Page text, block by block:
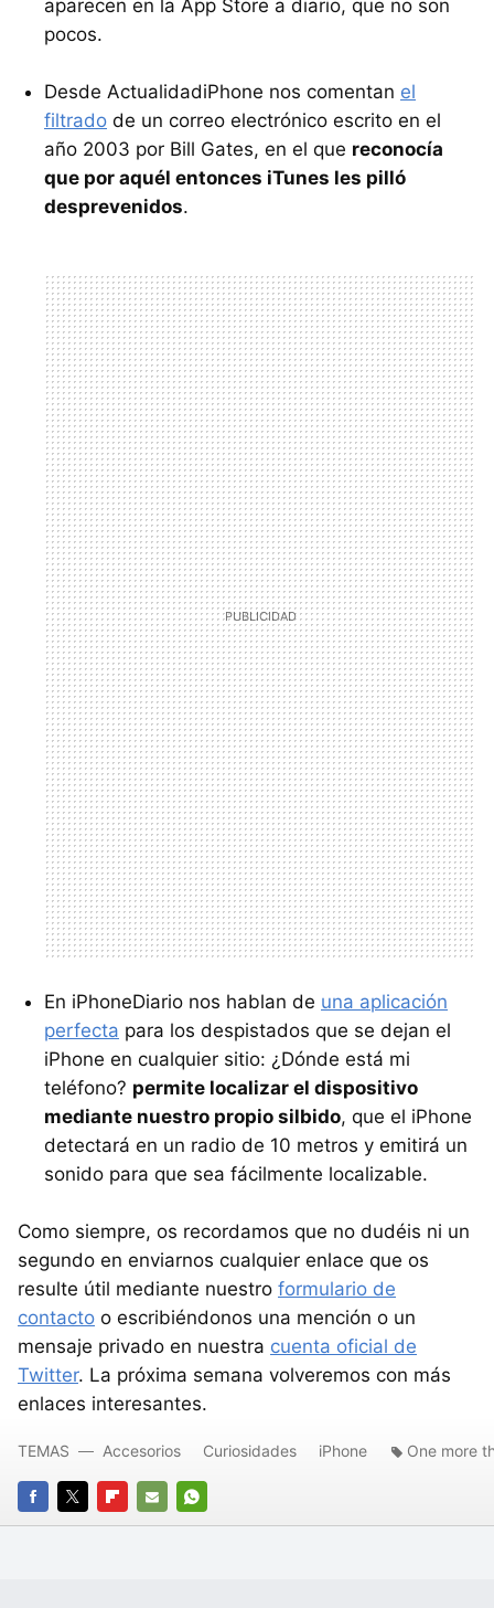
aparecen en la App Store a diario, que no son
pocos.
Desde ActualidadiPhone nos comentan el
filtrado de un correo electrónico escrito en el
año 2003 por Bill Gates, en el que reconocía
que por aquél entonces iTunes les pilló
desprevenidos.
En iPhoneDiario nos hablan de una aplicación
perfecta para los despistados que se dejan el
iPhone en cualquier sitio: ¿Dónde está mi
teléfono? permite localizar el dispositivo
mediante nuestro propio silbido, que el iPhone
detectará en un radio de 10 metros y emitirá un
sonido para que sea fácilmente localizable.
Como siempre, os recordamos que no dudéis ni un
segundo en enviarnos cualquier enlace que os
resulte útil mediante nuestro formulario de
contacto o escribiéndonos una mención o un
mensaje privado en nuestra cuenta oficial de
Twitter. La próxima semana volveremos con más
enlaces interesantes.
FACEBOOK
TWITTERFLIPBOARD
E-
WHATSAPP
TEMAS Accesorios Curiosidades iPhone One more